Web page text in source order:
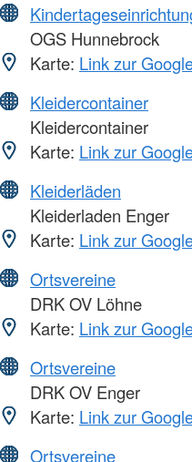
OGS Hunnebrock
Karte: Link zur
Kleidercontainer
Kleidercontainer
Karte: Link zur
Kleiderläden
Kleiderladen Enger
Karte: Link zur
Ortsvereine
DRK OV Löhne
Karte: Link zur
Ortsvereine
DRK OV Enger
Karte: Link zur
Ortsvereine